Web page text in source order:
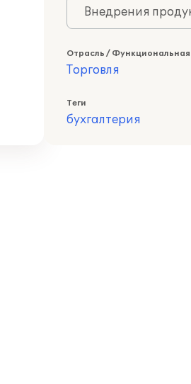
Внедрения
Отрасль / Функциональная
Торговля
Теги
бухгалтерия